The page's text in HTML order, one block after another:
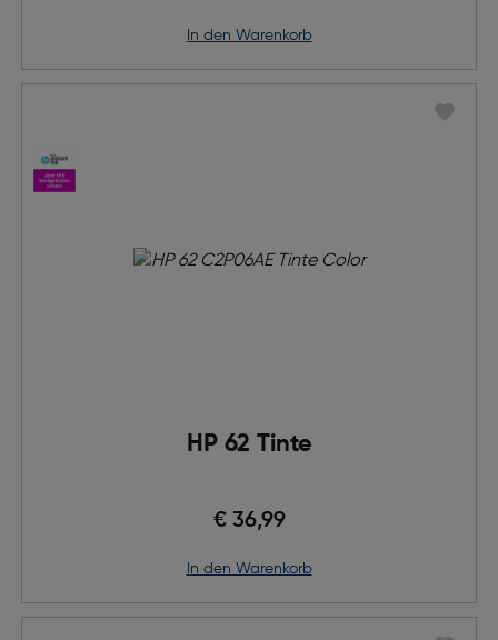
in den Warenkorb
HP 62 Tinte
€ 36,99
in den Warenkorb